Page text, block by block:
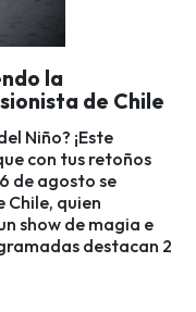
la
de Chile
Niño? ¡Este
con tus retoños
de agosto se
Chile, quien
show de magia e
destacan 2